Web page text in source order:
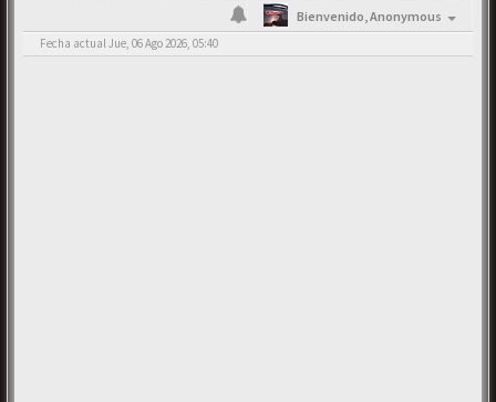
Bienvenido,Anonymous
Fecha actual Jue, 06 Ago 2026, 05:40